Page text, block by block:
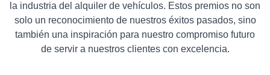
la industria del alquiler de vehículos. Estos premios no son
solo un reconocimiento de nuestros éxitos pasados, sino
también una inspiración para nuestro compromiso futuro
de servir a nuestros clientes con excelencia.